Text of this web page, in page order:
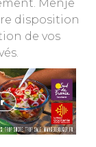
Menje
disposition
de vos